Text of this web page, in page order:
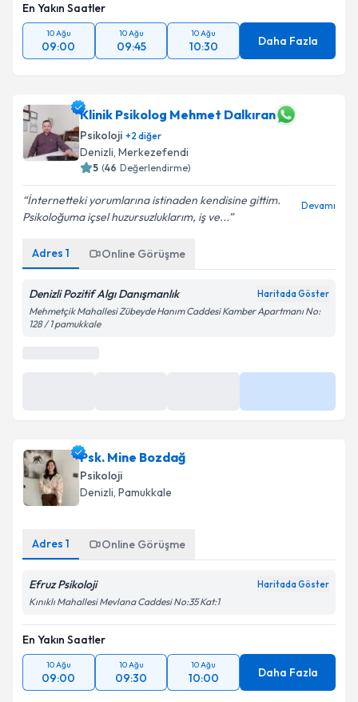
En Yakın Saatler
10 Ağu
09:00
10 Ağu
09:45
10 Ağu
10:30 Daha Fazla
Klinik Psikolog Mehmet Dalkıran
Psikoloji +2 diğer
Denizli, Merkezefendi
5 (46 Değerlendirme)
İnternetteki yorumlarına istinaden kendisine gittim.
Psikoloğuma içsel huzursuzluklarım, iş ve...
Devamı
Adres 1 Online Görüşme
Denizli Pozitif Algı Danışmanlık Haritada Göster
Mehmetçik Mahallesi Zübeyde Hanım Caddesi Kamber Apartmanı No:
128 / 1 pamukkale
Psk. Mine Bozdağ
Psikoloji
Denizli, Pamukkale
Adres 1 Online Görüşme
Efruz Psikoloji Haritada Göster
Kınıklı Mahallesi Mevlana Caddesi No:35 Kat:1
En Yakın Saatler
10 Ağu
09:00
10 Ağu
09:30
10 Ağu
10:00 Daha Fazla